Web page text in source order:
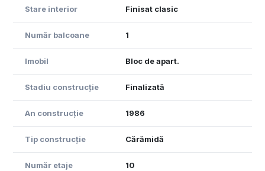
Stare interior Finisat clasic
Număr balcoane 1
Imobil Bloc de apart.
Stadiu construcție Finalizată
An construcție 1986
Tip construcție Cărămidă
Număr etaje
10